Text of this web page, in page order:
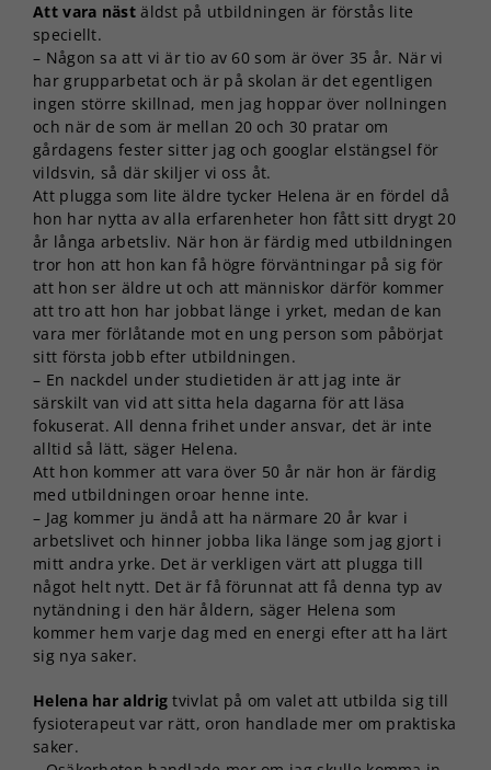
Att vara nästäldst på utbildningen är förstås lite
speciellt.
– Någon sa att vi är tio av 60 som är över 35 år. När vi
har grupparbetat och är på skolan är det egentligen
ingen större skillnad, men jag hoppar över nollningen
och när de som är mellan 20 och 30 pratar om
gårdagens fester sitter jag och googlar elstängsel för
vildsvin, så där skiljer vi oss åt.
Att plugga som lite äldre tycker Helena är en fördel då
hon har nytta av alla erfarenheter hon fått sitt drygt 20
år långa arbetsliv. När hon är färdig med utbildningen
tror hon att hon kan få högre förväntningar på sig för
att hon ser äldre ut och att människor därför kommer
att tro att hon har jobbat länge i yrket, medan de kan
vara mer förlåtande mot en ung person som påbörjat
sitt första jobb efter utbildningen.
– En nackdel under studietiden är att jag inte är
särskilt van vid att sitta hela dagarna för att läsa
fokuserat. All denna frihet under ansvar, det är inte
alltid så lätt, säger Helena.
Att hon kommer att vara över 50 år när hon är färdig
med utbildningen oroar henne inte.
– Jag kommer ju ändå att ha närmare 20 år kvar i
arbetslivet och hinner jobba lika länge som jag gjort i
mitt andra yrke. Det är verkligen värt att plugga till
något helt nytt. Det är få förunnat att få denna typ av
nytändning i den här åldern, säger Helena som
kommer hem varje dag med en energi efter att ha lärt
sig nya saker.
Helena har aldrig tvivlat på om valet att utbilda sig till
fysioterapeut var rätt, oron handlade mer om praktiska
saker.